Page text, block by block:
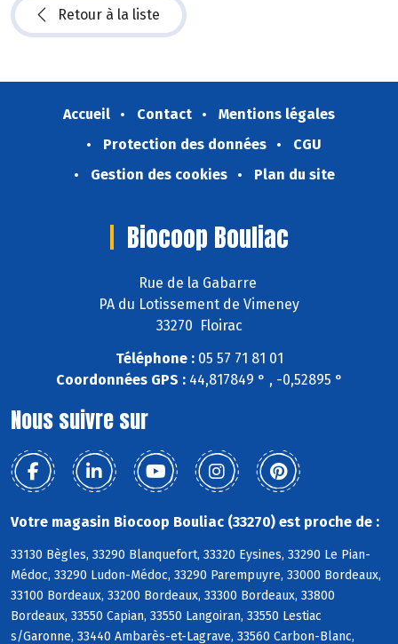
Retour à la liste
Accueil Contact
Mentions légales
Protection des données
CGU
Gestion des cookies
Plan du site
Biocoop Bouliac
Rue de la Gabarre
PA du Lotissement de Vimeney
33270 Floirac
Téléphone :05 57 71 81 01
Coordonnées GPS :44,817849 ° , -0,52895 °
Nous suivre sur
Votre magasin Biocoop Bouliac (33270) est proche de :
33130 Bègles, 33290 Blanquefort, 33320 Eysines, 33290 Le Pian-
Médoc, 33290 Ludon-Médoc, 33290 Parempuyre, 33000 Bordeaux,
33100 Bordeaux, 33200 Bordeaux, 33300 Bordeaux, 33800
Bordeaux, 33550 Capian, 33550 Langoiran, 33550 Lestiac
s/Garonne, 33440 Ambarès-et-Lagrave, 33560 Carbon-Blanc,